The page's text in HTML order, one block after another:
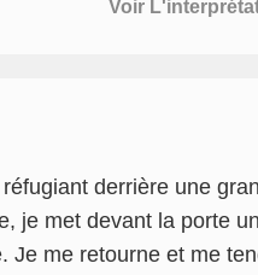
Voir
derrière une
je met devant la porte
Je me retourne et me